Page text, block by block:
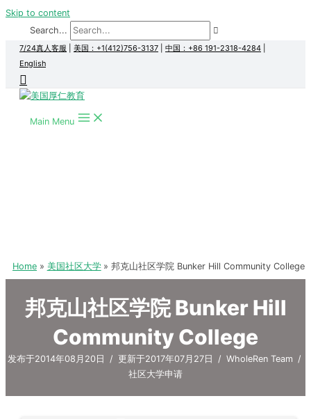
Skip to content
Search...
7/24真人客服 美国：+1(412)756-3137 中国：+86 191-2318-4284
English
Main Menu
Home 美国社区大学 邦克山社区学院 Bunker Hill Community College
邦克山社区学院 Bunker Hill
Community College
发布于2014年08月20日 / 更新于2017年07月27日 / WholeRen Team /
社区大学申请